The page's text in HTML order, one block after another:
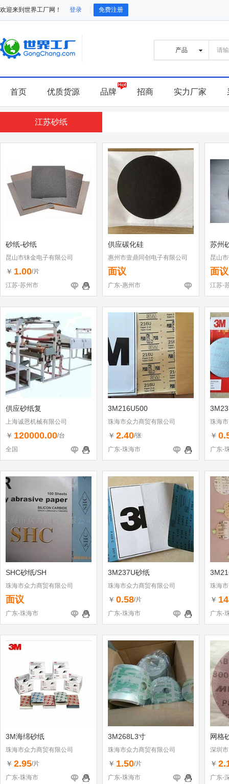
欢迎来到世界工厂网！ 登录 免费注册
首页 优质货源 品牌 招商 实力厂家
江苏砂纸
砂纸-砂纸
昆山市铼金电子有限公司
￥ 1.00/片
江苏-苏州市
供应碳化硅
惠州市壹鼎同创电子有限公司
面议
广东-惠州市
苏州
昆山
面议
江苏-
供应砂纸复
上海诚恩机械有限公司
￥ 120000.00/台
全国
3M216U500
珠海市众力商贸有限公司
￥ 2.40/张
广东-珠海市
珠海
￥
广东-
SHC砂纸/SH
珠海市众力商贸有限公司
面议
广东-珠海市
3M237U砂纸
珠海市众力商贸有限公司
￥ 0.58/片
广东-珠海市
珠海
￥
广东-
3M海绵砂纸
珠海市众力商贸有限公司
￥ 2.95/片
广东-珠海市
3M268L3寸
珠海市众力商贸有限公司
￥ 1.50/片
广东-珠海市
网格
深圳
司
￥
广东-